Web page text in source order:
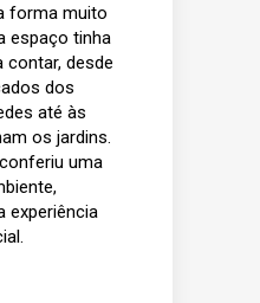
forma muito
espaço tinha
contar, desde
dos
até às
os jardins.
uma
experiência